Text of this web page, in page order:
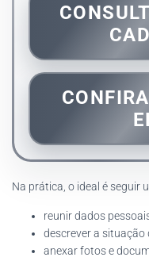
Na prática, o ideal é seguir
reunir dados
descrever a situação
anexar fotos e